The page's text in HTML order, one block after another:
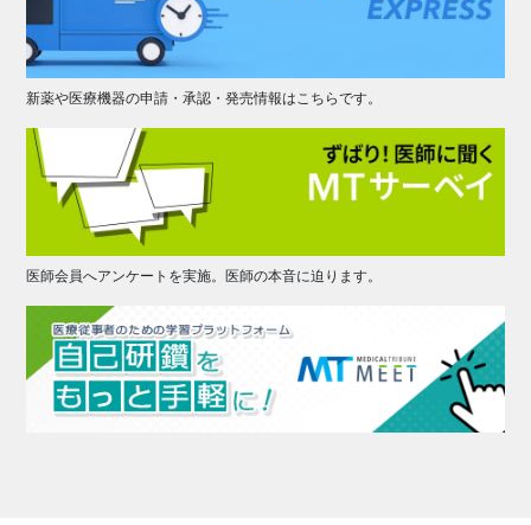
新薬や医療機器の申請・承認・発売情報はこちらです。
医師会員へアンケートを実施。医師の本音に迫ります。